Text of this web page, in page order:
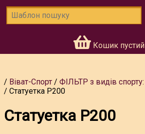
Кошик пустий
Віват-Спорт ФІЛЬТР з видів спорту:
Статуетка P200
Статуетка P200